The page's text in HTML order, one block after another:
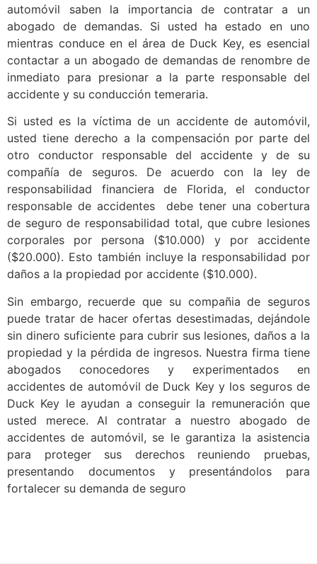
automóvil saben la importancia de contratar a un
abogado de demandas. Si usted ha estado en uno
mientras conduce en el área de Duck Key, es esencial
contactar a un abogado de demandas de renombre de
inmediato para presionar a la parte responsable del
accidente y su conducción temeraria.
Si usted es la víctima de un accidente de automóvil,
usted tiene derecho a la compensación por parte del
otro conductor responsable del accidente y de su
compañía de seguros. De acuerdo con la ley de
responsabilidad financiera de Florida, el conductor
responsable de accidentes debe tener una cobertura
de seguro de responsabilidad total, que cubre lesiones
corporales por persona ($10.000) y por accidente
($20.000). Esto también incluye la responsabilidad por
daños a la propiedad por accidente ($10.000).
Sin embargo, recuerde que su compañia de seguros
puede tratar de hacer ofertas desestimadas, dejándole
sin dinero suficiente para cubrir sus lesiones, daños a la
propiedad y la pérdida de ingresos. Nuestra firma tiene
abogados conocedores y experimentados en
accidentes de automóvil de Duck Key y los seguros de
Duck Key le ayudan a conseguir la remuneración que
usted merece. Al contratar a nuestro abogado de
accidentes de automóvil, se le garantiza la asistencia
para proteger sus derechos reuniendo pruebas,
presentando documentos y presentándolos para
fortalecer su demanda de seguro